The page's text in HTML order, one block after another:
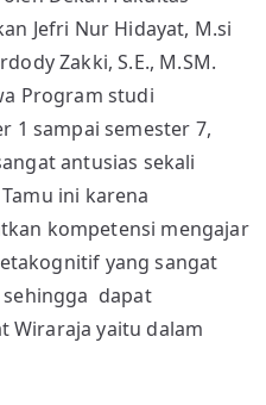
M
O
I
:
Jefri Nur Hidayat, M.si
Zakki, S.E., M.SM.
Program studi
1 sampai semester 7,
antusias sekali
ini karena
kompetensi mengajar
yang sangat
dapat
Wiraraja yaitu dalam